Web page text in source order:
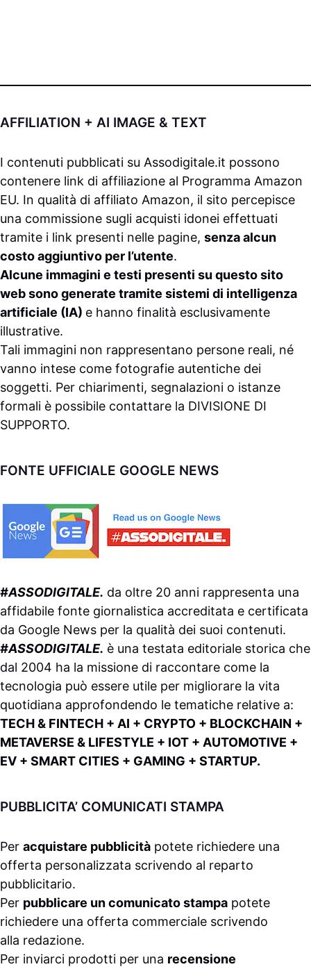
AFFILIATION + AI IMAGE & TEXT
I contenuti pubblicati su Assodigitale.it possono
contenere link di affiliazione al Programma Amazon
EU. In qualità di affiliato Amazon, il sito percepisce
una commissione sugli acquisti idonei effettuati
tramite i link presenti nelle pagine, senza alcun
costo aggiuntivo per l’utente.
Alcune immagini e testi presenti su questo sito
web sono generate tramite sistemi di intelligenza
artificiale (IA) e hanno finalità esclusivamente
illustrative.
Tali immagini non rappresentano persone reali, né
vanno intese come fotografie autentiche dei
soggetti. Per chiarimenti, segnalazioni o istanze
formali è possibile contattare la DIVISIONE DI
SUPPORTO.
FONTE UFFICIALE GOOGLE NEWS
#ASSODIGITALE. da oltre 20 anni rappresenta una
affidabile fonte giornalistica accreditata e certificata
da Google News per la qualità dei suoi contenuti.
#ASSODIGITALE. è una testata editoriale storica che
dal 2004 ha la missione di raccontare come la
tecnologia può essere utile per migliorare la vita
quotidiana approfondendo le tematiche relative a:
TECH & FINTECH + AI + CRYPTO + BLOCKCHAIN +
METAVERSE & LIFESTYLE + IOT + AUTOMOTIVE +
EV + SMART CITIES + GAMING + STARTUP.
PUBBLICITA’ COMUNICATI STAMPA
Per acquistare pubblicità potete richiedere una
offerta personalizzata scrivendo al reparto
pubblicitario.
Per pubblicare un comunicato stampa potete
richiedere una offerta commerciale scrivendo
alla redazione.
Per inviarci prodotti per una recensione